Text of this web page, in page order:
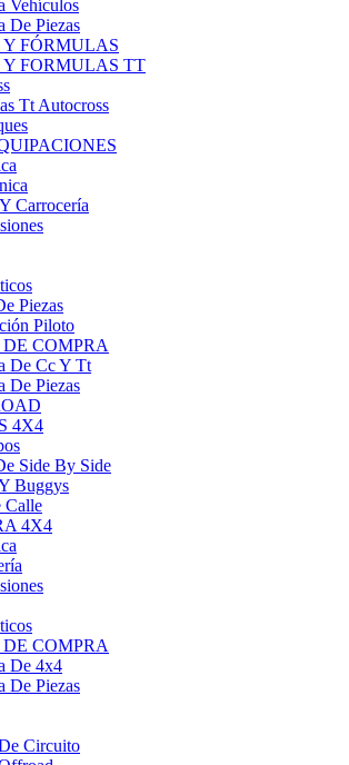
Vehículos
De Piezas
Y FÓRMULAS
Y FORMULAS TT
Tt Autocross
Carrocería
Piezas
Piloto
COMPRA
De Cc Y Tt
De Piezas
4X4
Side By Side
Buggys
Calle
4X4
COMPRA
De 4x4
De Piezas
Circuito